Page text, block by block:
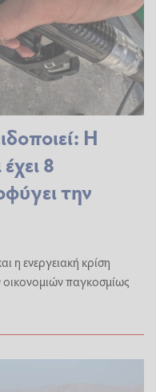
Η
8
την
η ενεργειακή κρίση
οικονομιών παγκοσμίως